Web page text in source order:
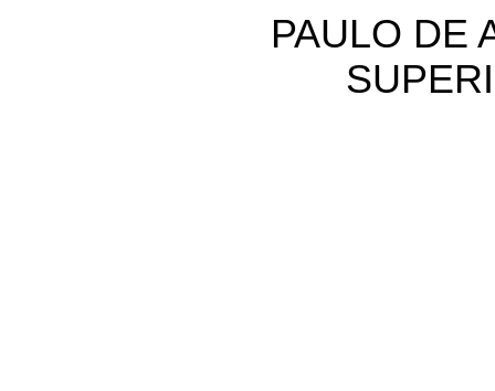
PAULO DE